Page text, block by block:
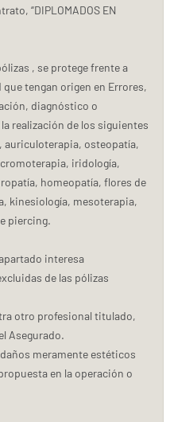
“DIPLOMADOS EN
, se protege frente a
tengan origen en Errores,
diagnóstico o
realización de los siguientes
osteopatía,
iridología,
homeopatía, flores de
kinesiología, mesoterapia,
piercing.
interesa
de las pólizas
otro profesional titulado,
Asegurado.
meramente estéticos
en la operación o